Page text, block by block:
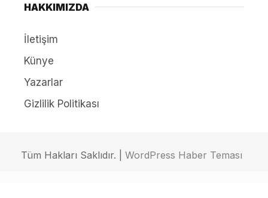
HAKKIMIZDA
İletişim
Künye
Yazarlar
Gizlilik Politikası
Tüm Hakları Saklıdır. | WordPress Haber Teması